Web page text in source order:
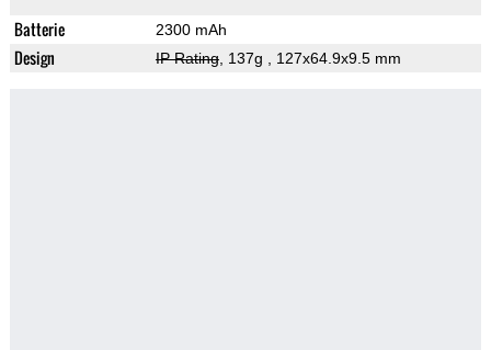
Batterie 2300 mAh
Design IP Rating, 137g , 127x64.9x9.5 mm